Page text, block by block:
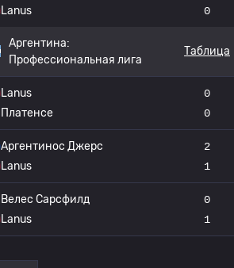
Lanus
0
Аргентина:
Профессиональная лига
Таблица
Lanus
Платенсе
0
0
Аргентинос Джерс
Lanus
2
1
Велес Сарсфилд
Lanus
0
1